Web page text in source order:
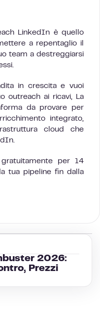
LinkedIn è quello
a repentaglio il
team a destreggiarsi
in crescita e vuoi
outreach ai ricavi, La
da provare per
integrato,
cloud che
per 14
tua pipeline fin dalla
2026:
Prezzi